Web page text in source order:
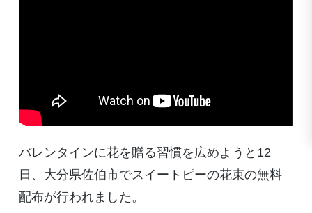
バレンタインに花を贈る習慣を広めようと12
日、大分県佐伯市でスイートピーの花束の無料
配布が行われました。